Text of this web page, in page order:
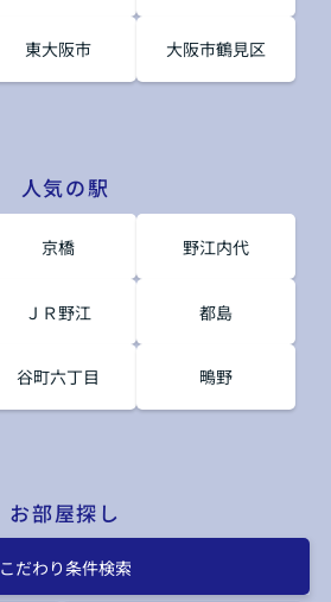
東大阪市 大阪市鶴見区
人気の駅
京橋 野江内代
ＪＲ野江 都島
谷町六丁目 鴫野
お部屋探し
こだわり条件検索